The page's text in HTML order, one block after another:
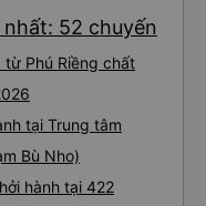
52 chuyến
Phú Riềng chất
tại Trung tâm
Bù Nho)
hành tại 422